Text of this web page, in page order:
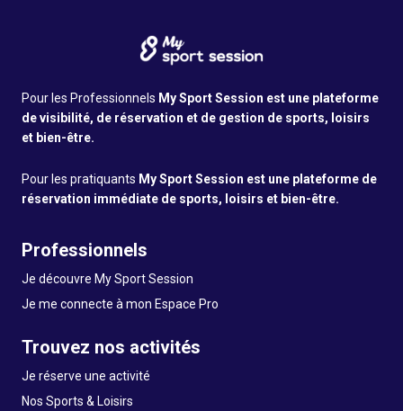
Pour les Professionnels My Sport Session est une plateforme
de visibilité, de réservation et de gestion de sports, loisirs
et bien-être.
Pour les pratiquants My Sport Session est une plateforme de
réservation immédiate de sports, loisirs et bien-être.
Professionnels
Je découvre My Sport Session
Je me connecte à mon Espace Pro
Trouvez nos activités
Je réserve une activité
Nos Sports & Loisirs